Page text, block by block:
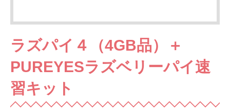
ラズパイ４（4GB品）＋
PUREYESラズベリーパイ速
習キット